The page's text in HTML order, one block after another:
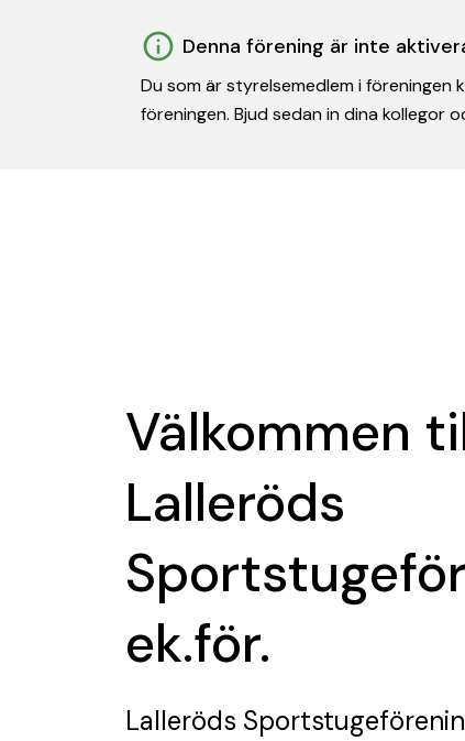
Denna förening är inte
Du som är styrelsemedlem i
föreningen. Bjud sedan in dina kollegor
Välkommen
Lalleröds
ek.för.
Lalleröds